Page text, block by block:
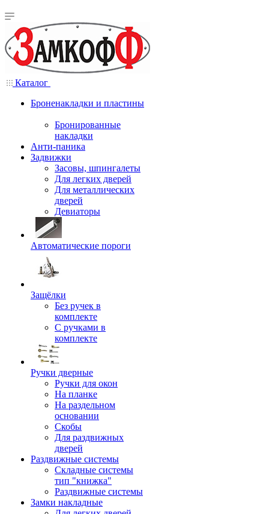
Каталог
Броненакладки и пластины
Бронированные
накладки
Анти-паника
Задвижки
Засовы, шпингалеты
Для легких дверей
Для металлических
дверей
Девиаторы
Автоматические пороги
Защёлки
Без ручек в
комплекте
С ручками в
комплекте
Ручки дверные
Ручки для окон
На планке
На раздельном
основании
Скобы
Для раздвижных
дверей
Раздвижные системы
Складные системы
тип "книжка"
Раздвижные системы
Замки накладные